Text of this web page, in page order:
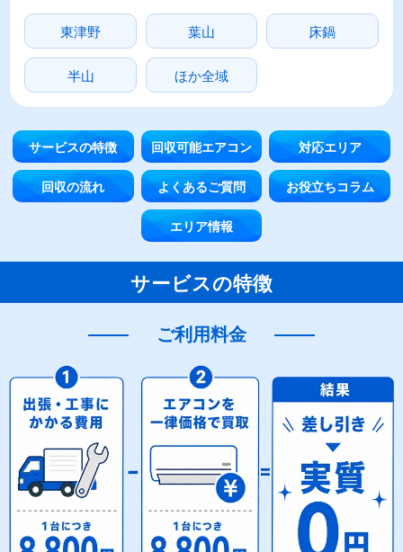
東津野 葉山 床鍋
半山 ほか全域
サービスの特徴 回収可能エアコン 対応エリア
回収の流れ よくあるご質問 お役立ちコラム
エリア情報
サービスの特徴
ご利用料金